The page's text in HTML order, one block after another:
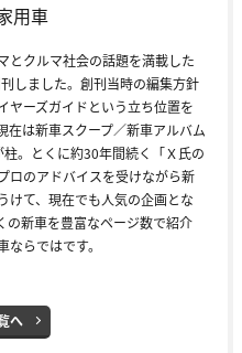
用車
とクルマ社会の話題を満載した
しました。創刊当時の編集方針
ヤーズガイドという立ち位置を
在は新車スクープ／新車アルバム
。とくに約30年間続く「Ｘ氏の
ロのアドバイスを受けながら新
けて、現在でも人気の企画とな
の新車を豊富なページ数で紹介
らではです。
へ